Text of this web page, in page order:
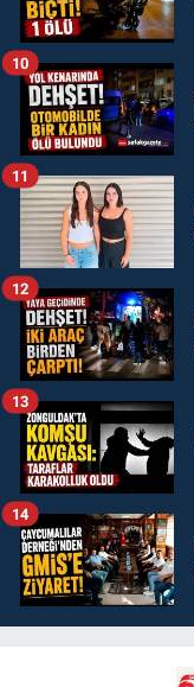
10
11
12
13
14